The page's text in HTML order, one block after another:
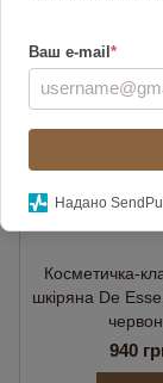
Ваш e-mail*
Надано
Косметичка-
шкіряна De
940